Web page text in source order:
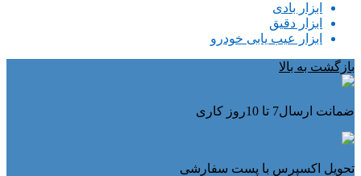
ابزار بادی
ابزار دقیق
ابزار عیب یابی خودرو
بازگشت به بالا
ضمانت ارسال7 تا 10روز کاری
تحویل اکسپرس با پست سفارشی